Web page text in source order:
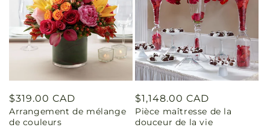
Prix
habituel
$319.00 CAD
Arrangement de mélange
de couleurs
Prix
habituel
$1,148.00 CAD
Pièce maîtresse de la
douceur de la vie